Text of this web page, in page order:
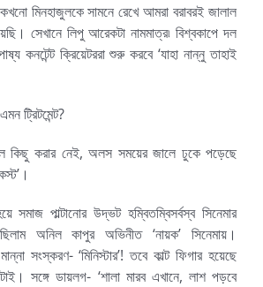
মিনহাজুলকে সামনে রেখে আমরা বরাবরই জালাল
সেখানে লিপু আরেকটা নামমাত্র৷ বিশ্বকাপে দল
কনটেন্ট ক্রিয়েটররা শুরু করবে ‘যাহা নান্নু তাহাই
ট্রিটমেন্ট?
কিছু করার নেই, অলস সময়ের জালে ঢুকে পড়েছে
সমাজ পাল্টানোর উদ্ভট হম্বিতম্বিসর্বস্ব সিনেমার
অনিল কাপুর অভিনীত ‘নায়ক’ সিনেমায়।
সংস্করণ- ‘মিনিস্টার’! তবে কাল্ট ফিগার হয়েছে
সঙ্গে ডায়লগ- ‘শালা মারব এখানে, লাশ পড়বে